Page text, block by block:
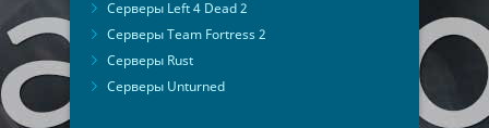
Серверы Left 4 Dead 2
Серверы Team Fortress 2
Серверы Rust
Серверы Unturned